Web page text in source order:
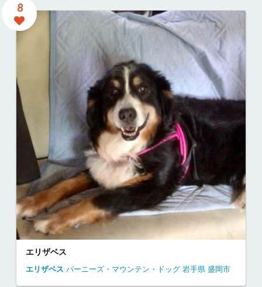
8
エリザベス
エリザベス バーニーズ・マウンテン・ドッグ 岩手県 盛岡市